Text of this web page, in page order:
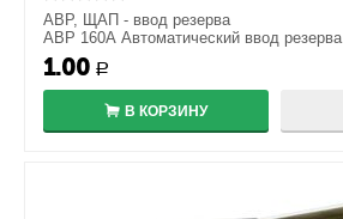
АВР, ЩАП - ввод резерва
АВР 160А Автоматический ввод резерва
1.00 Р
В КОРЗИНУ